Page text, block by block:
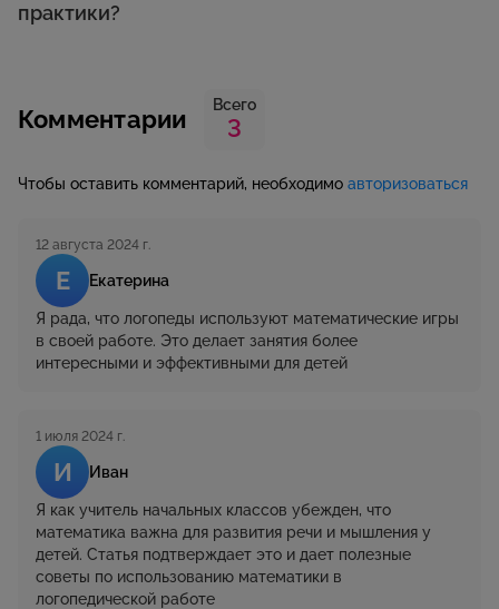
практики?
Комментарии Всего
3
Чтобы оставить комментарий, необходимо авторизоваться
Е Екатерина
12 августа 2024 г.
Я рада, что логопеды используют математические игры
в своей работе. Это делает занятия более
интересными и эффективными для детей
И Иван
1 июля 2024 г.
Я как учитель начальных классов убежден, что
математика важна для развития речи и мышления у
детей. Статья подтверждает это и дает полезные
советы по использованию математики в
логопедической работе